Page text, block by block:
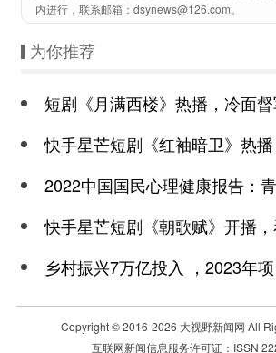
内进行，联系邮箱：dsynews@126.com。
为你推荐
短剧《月满西楼》热播，冷面督军与落魄
快手星芒短剧《红袖暗卫》热播，先婚后
2022中国国民心理健康报告：青少年抑
快手星芒短剧《朝歌赋》开播，看一代妖后与
乡村振兴7万亿投入 ，2023年项目开始了，
Copyright © 2016-2026 大视野新闻网 All
互联网新闻信息服务许可证：ISSN